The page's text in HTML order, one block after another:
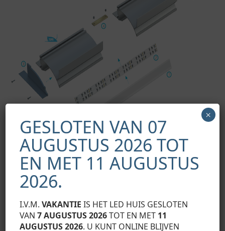
Montageschema van de verlichtingssysteemelementen met
behulp van het TOPO-profiel, (1) DUBBELE lampenkap, (2)
LED-strips, (3) TOPO-kappen met gat, (4) rechte connector.
GESLOTEN VAN 07
AUGUSTUS 2026 TOT
EN MET 11 AUGUSTUS
2026.
I.V.M.VAKANTIE IS HET LED HUIS GESLOTEN
VAN7 AUGUSTUS 2026TOT EN MET 11
AUGUSTUS 2026. U KUNT ONLINE BLIJVEN
×